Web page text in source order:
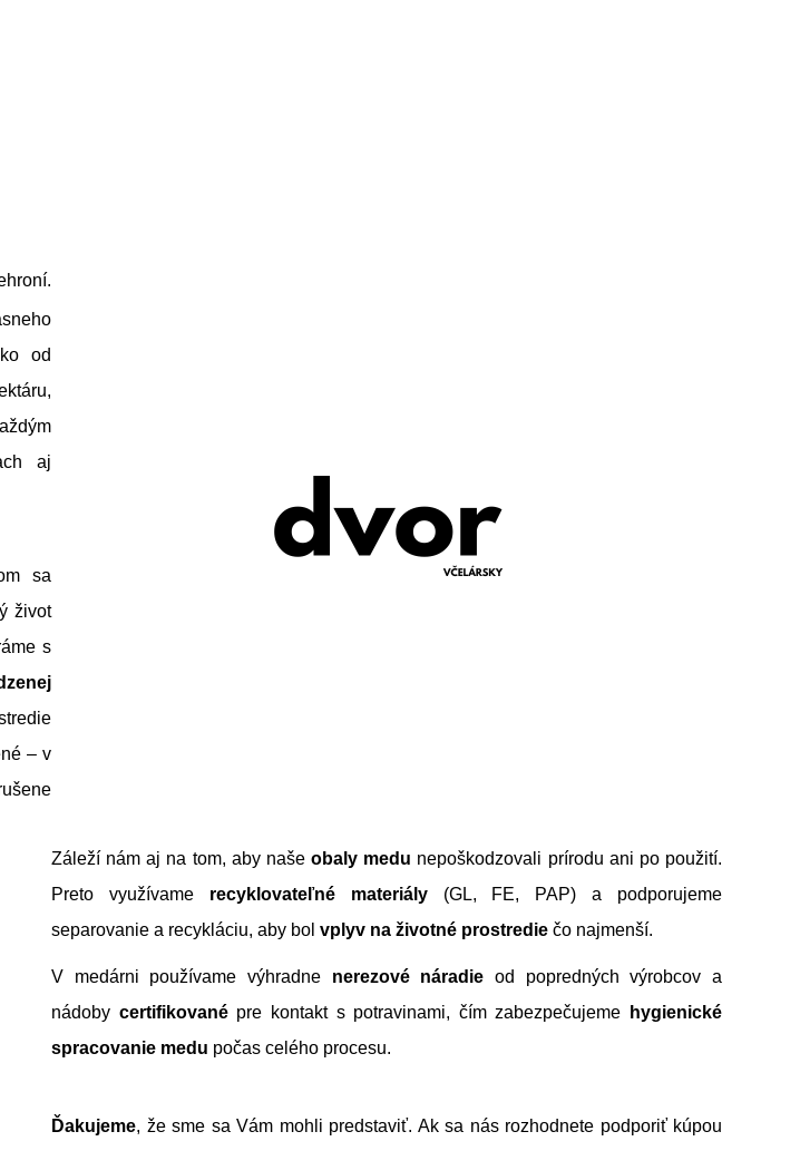
V
i
t
a
j
u
n
á
s
od
aj
sa
život
s
– v
Záleží nám aj na tom, aby našeobaly medu nepoškodzovali prírodu ani po použití.
Preto využívame recyklovateľné materiály(GL, FE, PAP) a podporujeme
separovanie a recykláciu, aby bol vplyv na životné prostredie čo najmenší.
V medárni používame výhradne nerezové náradie od popredných výrobcov a
nádoby certifikovanépre kontakt s potravinami, čím zabezpečujeme
hygienické
spracovanie medu počas celého procesu.
Ďakujeme, že sme sa Vám mohli predstaviť. Ak sa nás rozhodnete podporiť kúpou